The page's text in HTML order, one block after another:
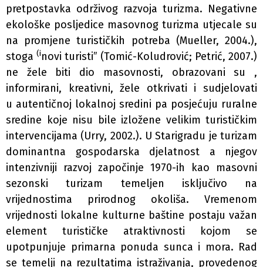
pretpostavka održivog razvoja turizma. Negativne
ekološke posljedice masovnog turizma utjecale su
na promjene turističkih potreba (Mueller, 2004.),
stoga (inovi turisti” (Tomić-Koludrović; Petrić, 2007.)
ne žele biti dio masovnosti, obrazovani su ,
informirani, kreativni, žele otkrivati i sudjelovati
u autentičnoj lokalnoj sredini pa posjećuju ruralne
sredine koje nisu bile izložene velikim turističkim
intervencijama (Urry, 2002.). U Starigradu je turizam
dominantna gospodarska djelatnost a njegov
intenzivniji razvoj započinje 1970-ih kao masovni
sezonski turizam temeljen isključivo na
vrijednostima prirodnog okoliša. Vremenom
vrijednosti lokalne kulturne baštine postaju važan
element turističke atraktivnosti kojom se
upotpunjuje primarna ponuda sunca i mora. Rad
se temelji na rezultatima istraživanja, provedenog